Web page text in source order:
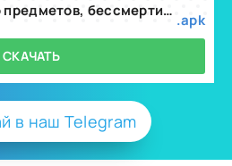
Terraria (Мод: Много предметов, бессмертие) v1.4.5.6.4 .apk
СКАЧАТЬ
в наш Telegram